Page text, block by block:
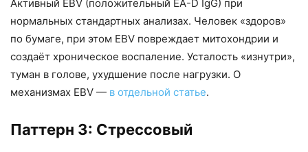
Заказать звонок
Активный EBV (положительный EA-D IgG) при
нормальных стандартных анализах. Человек «здоров»
по бумаге, при этом EBV повреждает митохондрии и
создаёт хроническое воспаление. Усталость «изнутри»,
туман в голове, ухудшение после нагрузки. О
механизмах EBV — в отдельной статье.
Паттерн 3: Стрессовый